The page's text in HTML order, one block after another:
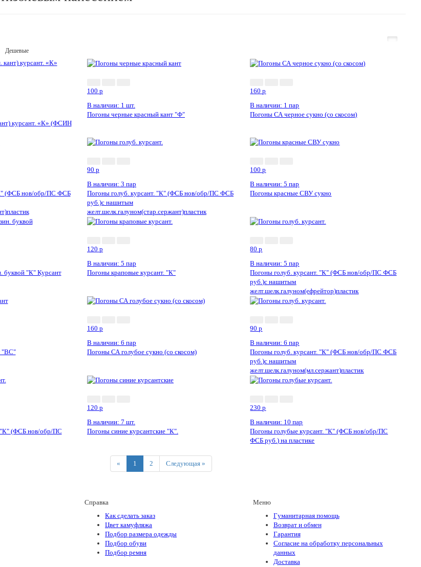
Дешевые
курсант. «К» (ФСИН
100 p
В наличии: 1 шт.
Погоны черные красный кант "Ф"
160p
В наличии: 1 пар
Погоны СА черное сукно (со скосом)
(ФСБ нов/обр/ПС ФСБ
90 p
В наличии: 3 пар
Погоны голуб. курсант. "К" (ФСБ нов/обр/ПС ФСБ
руб.)с нашитым
желт.шелк.галуном(стар.сержант)пластик
100p
В наличии: 5 пар
Погоны красные СВУ сукно
буквой "К" Курсант
120 p
В наличии: 5 пар
Погоны краповые курсант. "К"
80p
В наличии: 5 пар
Погоны голуб. курсант. "К" (ФСБ нов/обр/ПС ФСБ
руб.)с нашитым
желт.шелк.галуном(ефрейтор)пластик
"ВС"
160 p
В наличии: 6 пар
Погоны СА голубое сукно (со скосом)
90p
В наличии: 6 пар
Погоны голуб. курсант. "К" (ФСБ нов/обр/ПС ФСБ
руб.)с нашитым
желт.шелк.галуном(мл.сержант)пластик
"К" (ФСБ нов/обр/ПС
120 p
В наличии: 7 шт.
Погоны синие курсантские "К".
230p
В наличии: 10 пар
Погоны голубые курсант. "К" (ФСБ нов/обр/ПС
ФСБ руб.) на пластике
«Previous
1 2 Следующая »Next
Справка
Как сделать заказ
Цвет камуфляжа
Подбор размера одежды
Подбор обуви
Подбор ремня
Меню
Гуманитарная помощь
Возврат и обмен
Гарантия
Согласие на обработку персональных
данных
Доставка